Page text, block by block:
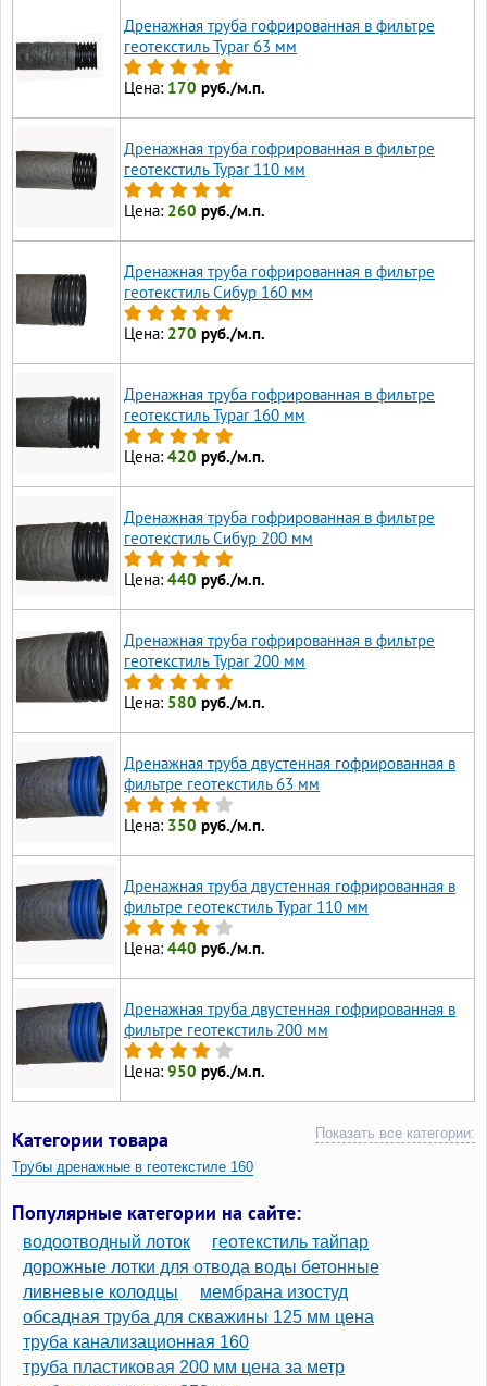
Дренажная труба гофрированная в фильтре
геотекстиль Typar 63 мм
Цена: 170 руб./м.п.
Дренажная труба гофрированная в фильтре
геотекстиль Typar 110 мм
Цена: 260 руб./м.п.
Дренажная труба гофрированная в фильтре
геотекстиль Сибур 160 мм
Цена: 270 руб./м.п.
Дренажная труба гофрированная в фильтре
геотекстиль Typar 160 мм
Цена: 420 руб./м.п.
Дренажная труба гофрированная в фильтре
геотекстиль Сибур 200 мм
Цена: 440 руб./м.п.
Дренажная труба гофрированная в фильтре
геотекстиль Typar 200 мм
Цена: 580 руб./м.п.
Дренажная труба двустенная гофрированная в
фильтре геотекстиль 63 мм
Цена: 350 руб./м.п.
Дренажная труба двустенная гофрированная в
фильтре геотекстиль Typar 110 мм
Цена: 440 руб./м.п.
Дренажная труба двустенная гофрированная в
фильтре геотекстиль 200 мм
Цена: 950 руб./м.п.
Категории товара Показать все категории:
Трубы дренажные в геотекстиле 160
Трубы гофрированные дренажные с геотекстильным фильтром
Дренажные трубы 160 мм в геотекстиле
Дренажные трубы 110 в фильтре
Популярные категории на сайте:
водоотводный лоток
геотекстиль тайпар
дорожные лотки для отвода воды бетонные
ливневые колодцы
мембрана изостуд
обсадная труба для скважины 125 мм цена
труба канализационная 160
труба пластиковая 200 мм цена за метр